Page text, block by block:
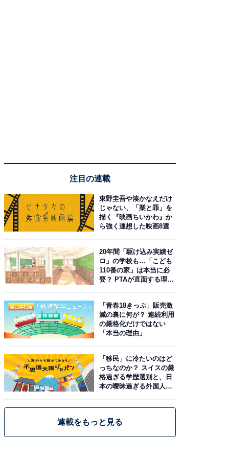
注目の連載
東野圭吾や湊かなえだけ
じゃない、「業と罪」を
描く『映画ちいかわ』か
ら強く連想した映画8選
20年間「駆け込み実績ゼ
ロ」の学校も…「こども
110番の家」は本当に必
要？ PTAが直面する理想
「青春18きっぷ」販売激
減の裏に何が？ 連続利用
の厳格化だけではない
「本当の理由」
「移民」に冷たいのはど
っちなのか？ スイスの厳
格過ぎる学歴選別と、日
本の曖昧過ぎる外国人政
連載をもっと見る